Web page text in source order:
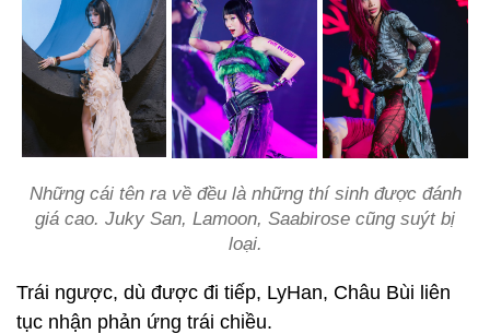
Những cái tên ra về đều là những thí sinh được đánh
giá cao. Juky San, Lamoon, Saabirose cũng suýt bị
loại.
Trái ngược, dù được đi tiếp, LyHan, Châu Bùi liên
tục nhận phản ứng trái chiều.